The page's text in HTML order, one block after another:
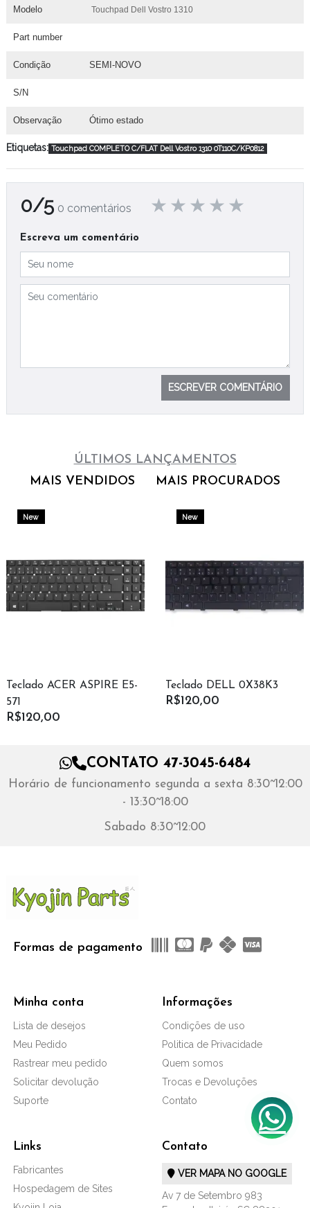
Modelo Touchpad Dell Vostro 1310
Part number
Condição SEMI-NOVO
S/N
Observação Ótimo estado
Etiquetas: Touchpad COMPLETO C/FLAT Dell Vostro 1310 0T110C/KP0812
0/5 0 comentários
Escreva um comentário
ESCREVER COMENTÁRIO
ÚLTIMOS LANÇAMENTOS
MAIS VENDIDOS
MAIS PROCURADOS
New
Teclado ACER ASPIRE E5-
571
R$120,00
New
Teclado DELL 0X38K3
R$120,00
CONTATO 47-3045-6484
Horário de funcionamento segunda a sexta 8:30~12:00
- 13:30~18:00
Sabado 8:30~12:00
Formas de pagamento
Links
Fabricantes
Hospedagem de Sites
Minha conta
Lista de desejos
Meu Pedido
Rastrear meu pedido
Solicitar devolução
Suporte
Informações
Condições de uso
Politica de Privacidade
Quem somos
Trocas e Devoluções
Contato
Contato
VER MAPA NO GOOGLE
Av 7 de Setembro 983